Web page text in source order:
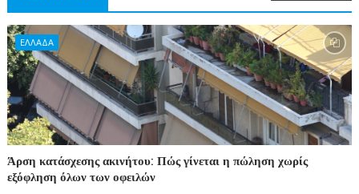
ΕΛΛΑΔΑ
Άρση κατάσχεσης ακινήτου: Πώς γίνεται η πώληση χωρίς
εξόφληση όλων των οφειλών